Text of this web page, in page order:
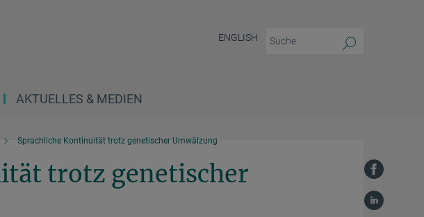
ENGLISH
AKTUELLES & MEDIEN
Sprachliche Kontinuität trotz genetischer Umwälzung
trotz genetischer